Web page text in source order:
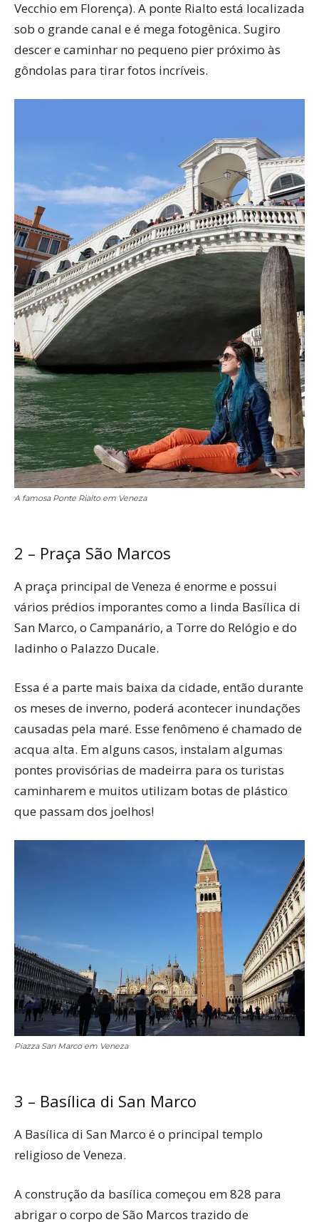
Vecchio em Florença). A ponte Rialto está localizada
sob o grande canal e é mega fotogênica. Sugiro
descer e caminhar no pequeno pier próximo às
gôndolas para tirar fotos incríveis.
A famosa Ponte Rialto em Veneza
2 – Praça São Marcos
A praça principal de Veneza é enorme e possui
vários prédios imporantes como a linda Basílica di
San Marco, o Campanário, a Torre do Relógio e do
ladinho o Palazzo Ducale.
Essa é a parte mais baixa da cidade, então durante
os meses de inverno, poderá acontecer inundações
causadas pela maré. Esse fenômeno é chamado de
acqua alta. Em alguns casos, instalam algumas
pontes provisórias de madeirra para os turistas
caminharem e muitos utilizam botas de plástico
que passam dos joelhos!
Piazza San Marco em Veneza
3 – Basílica di San Marco
A Basílica di San Marco é o principal templo
religioso de Veneza.
A construção da basílica começou em 828 para
abrigar o corpo de São Marcos trazido de